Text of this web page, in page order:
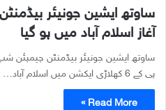
آغاز اسلام آباد میں ہو گیا
پی کے 6 کھلاڑی ایکشن میں اسلام آباد…
Read More »